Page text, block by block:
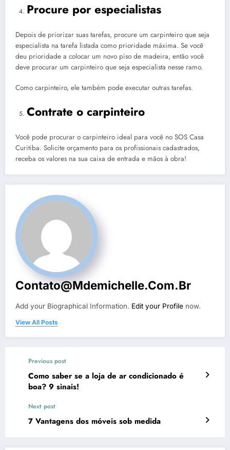
Procure por especialistas
Depois de priorizar suas tarefas, procure um carpinteiro que seja
especialista na tarefa listada como prioridade máxima. Se você
deu prioridade a colocar um novo piso de madeira, então você
deve procurar um carpinteiro que seja especialista nesse ramo.
Como carpinteiro, ele também pode executar outras tarefas.
Contrate o carpinteiro
Você pode procurar o carpinteiro ideal para você no SOS Casa
Curitiba. Solicite orçamento para os profissionais cadastrados,
receba os valores na sua caixa de entrada e mãos à obra!
Contato@mdemichelle.com.br
Add your Biographical Information. Edit your Profile now.
View All Posts
Previous post
Como saber se a loja de ar condicionado é
boa? 9 sinais!
Next post
7 Vantagens dos móveis sob medida